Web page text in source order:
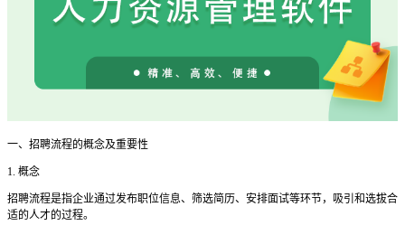
一、招聘流程的概念及重要性
1. 概念
招聘流程是指企业通过发布职位信息、筛选简历、安排面试等环节，吸引和选拔合
适的人才的过程。